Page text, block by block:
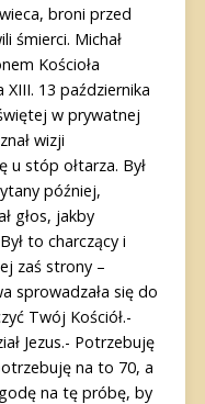
broni przed
śmierci. Michał
Kościoła
13 października
w prywatnej
wizji
u stóp ołtarza. Był
później,
głos, jakby
to charczący i
zaś strony –
sprowadzała się do
Twój Kościół.-
Jezus.- Potrzebuję
na to 70, a
na tę próbę, by